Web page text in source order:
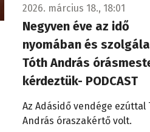
2026. március 18., 18:01
Negyven éve az idő
nyomában és
Tóth András
kérdeztük- PODCAST
Az Adásidő vendége ezúttal
András óraszakértő volt.